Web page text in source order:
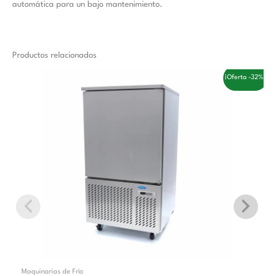
automática para un bajo mantenimiento.
Productos relacionados
¡Oferta -32%!
Maquinarias de Frío
original